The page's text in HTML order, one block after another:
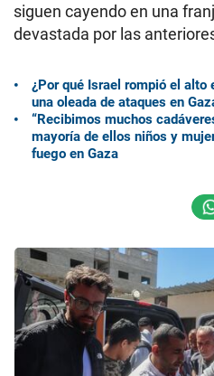
siguen cayendo en una
devastada por las
¿Por qué Israel rompió el
una oleada de ataques en
“Recibimos muchos
mayoría de ellos niños y
fuego en Gaza